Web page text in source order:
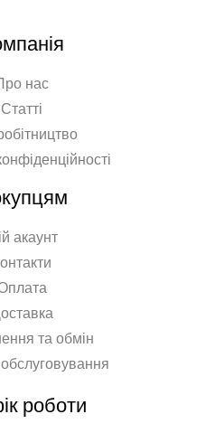
нас
Статті
акаунт
та обмін
роботи